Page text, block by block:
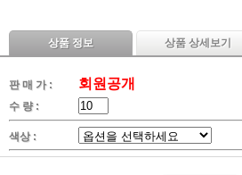
상품 정보 상품 상세보기
판 매 가 : 회원공개
수 량 :
색상 :